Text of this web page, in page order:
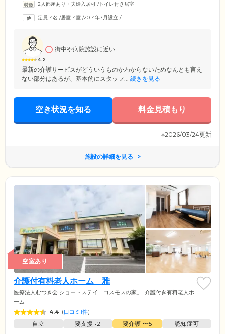
2人部屋あり・夫婦入居可 /トイレ付き居室
定員14名 /居室14室 /2014年7月設立 /
4.2
街中や病院施設に近い
最新の介護サービスがどういうものかわからないためなんとも言え
ない部分はあるが、基本的にスタッフ... 続きを見る
空き状況を知る 料金見積もり
※2026/03/24更新
施設の詳細を見る
空室あり
介護付有料老人ホーム 雅
医療法人むつき会 ショートステイ「コスモスの家」
介護付き有料老人ホ
ーム
4.4 (口コミ1件)
自立 要支援1•2 要介護1〜5 認知症可